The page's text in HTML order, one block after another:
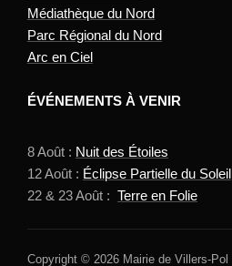
Médiathèque du Nord
Parc Régional du Nord
Arc en Ciel
ÉVÉNEMENTS À VENIR
8 Août : Nuit des Étoiles
12 Août : Éclipse Partielle du Soleil
22 & 23 Août : Terre en Folie
Copyright © 2026 Mairie de Villers-Pol